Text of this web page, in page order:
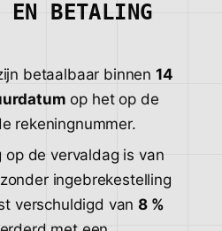
BETALING
betaalbaar binnen 14
op het op de
rekeningnummer.
de vervaldag is van
ingebrekestelling
verschuldigd van8 %